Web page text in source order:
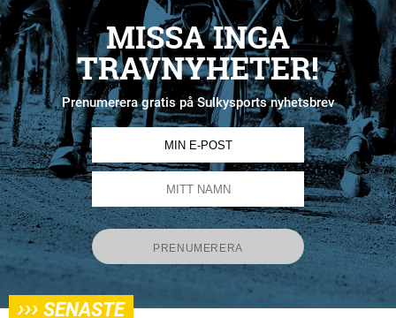
MISSA INGA
TRAVNYHETER!
Prenumerera gratis på Sulkysports nyhetsbrev
››› SENASTE